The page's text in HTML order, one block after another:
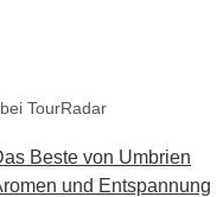
TourRadar
Beste von Umbrien
und Entspannung